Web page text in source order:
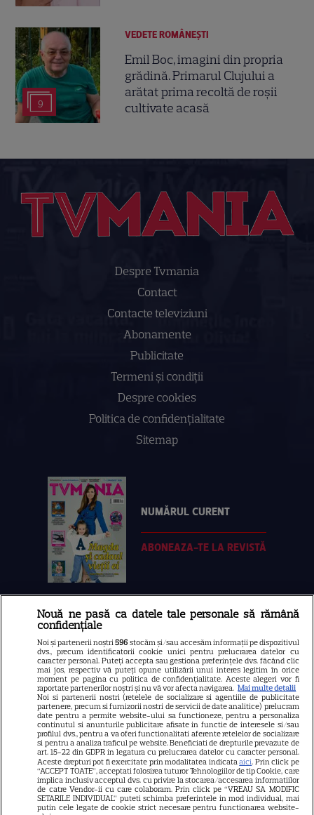
9
VEDETE ROMÂNEŞTI
Emil Boc, imagini din propria
grădină. Primarul Clujului a
arătat prima recoltă de roșii
cultivate acasă
Despre Tvmania
Contact
Contacte televiziuni
Abonamente
Publicitate
Termeni și condiții
Despre cookies
Politica de confidenţialitate
Sitemap
NUMĂRUL CURENT
ABONEAZA-TE LA REVISTĂ
Libertatea
Libertatea pentru femei
GSP
Știri mondene
Avantaje
Elle
Unica
Retete practice
URMĂREȘTE-NE PE
Nouă ne pasă ca datele tale personale să rămână
confidențiale
Noi și partenerii noștri596 stocăm și/sau accesăm informații pe dispozitivul
dvs., precum identificatorii cookie unici pentru prelucrarea datelor cu
caracter personal. Puteți accepta sau gestiona preferințele dvs. făcând clic
mai jos, respectiv vă puteți opune utilizării unui interes legitim în orice
moment pe pagina cu politica de confidențialitate. Aceste alegeri vor fi
raportate partenerilor noștri și nu vă vor afecta navigarea. Mai multe detalii
Noi si partenerii nostri (retelele de socializare si agentiile de publicitate
partenere, precum si furnizorii nostri de servicii de date analitice) prelucram
date pentru a permite website-ului sa functioneze, pentru a personaliza
continutul si anunturile publicitare afisate in functie de interesele si/sau
profilul dvs., pentru a va oferi functionalitati aferente retelelor de socializare
si pentru a analiza traficul pe website. Beneficiati de drepturile prevazute de
art. 15-22 din GDPR in legatura cu prelucrarea datelor cu caracter personal.
Aceste drepturi pot fi exercitate prin modalitatea indicataaici. Prin click pe
“ACCEPT TOATE”, acceptati folosirea tuturor Tehnologiilor de tip Cookie, care
implica inclusiv acceptul dvs. cu privire la stocarea/accesarea informatiilor
de catre Vendor-ii cu care colaboram. Prin click pe “VREAU SA MODIFIC
SETARILE INDIVIDUAL” puteti schimba preferintele in mod individual, mai
putin cele legate de cookie strict necesare pentru functionarea website-